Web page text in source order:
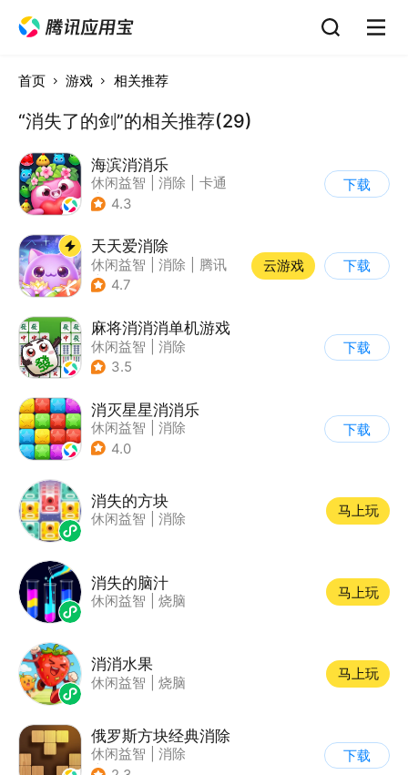
首页 游戏 相关推荐
“消失了的剑”的相关推荐(29)
海滨消消乐
休闲益智 消除
卡通
| 乐元素
4.3
下载
天天爱消除
休闲益智 消除
腾讯
| 单机
4.7
云游戏 下载
麻将消消消单机游戏
休闲益智
消除
3.5
下载
消灭星星消消乐
休闲益智
消除
4.0
下载
消失的方块
休闲益智 消除
马上玩
消失的脑汁
休闲益智 烧脑
马上玩
消消水果
休闲益智 烧脑
马上玩
俄罗斯方块经典消除
休闲益智
消除
下载